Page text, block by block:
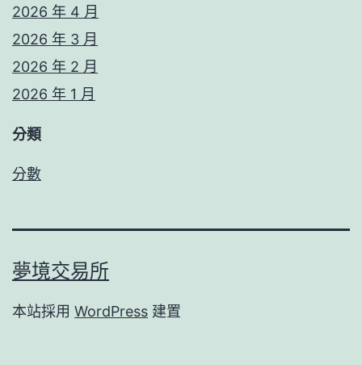
2026 年 4 月
2026 年 3 月
2026 年 2 月
2026 年 1 月
分類
分數
夢境交易所
本站採用 WordPress 建置